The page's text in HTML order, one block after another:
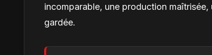
incomparable, une production
gardée.